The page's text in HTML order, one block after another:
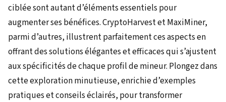
ciblée sont autant d’éléments essentiels pour
augmenter ses bénéfices. CryptoHarvest et MaxiMiner,
parmi d’autres, illustrent parfaitement ces aspects en
offrant des solutions élégantes et efficaces qui s’ajustent
aux spécificités de chaque profil de mineur. Plongez dans
cette exploration minutieuse, enrichie d’exemples
pratiques et conseils éclairés, pour transformer